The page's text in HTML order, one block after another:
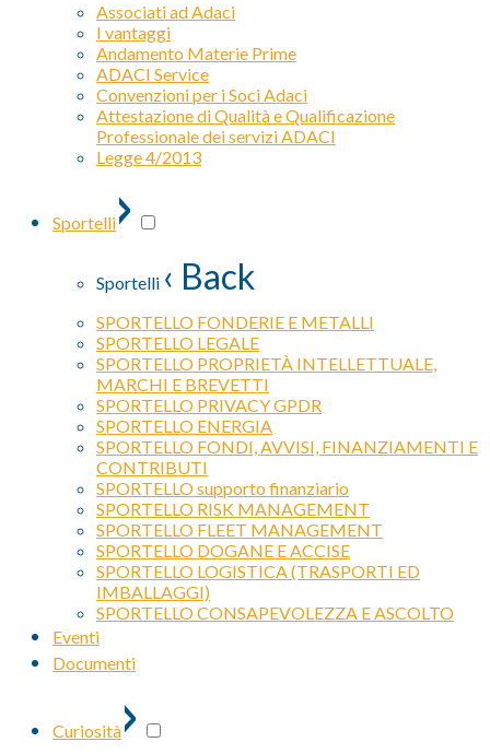
Associati ad Adaci
I vantaggi
Andamento Materie Prime
ADACI Service
Convenzioni per i Soci Adaci
Attestazione di Qualità e Qualificazione
Professionale dei servizi ADACI
Legge 4/2013
Sportelli›
Sportelli ‹ Back
SPORTELLO FONDERIE E METALLI
SPORTELLO LEGALE
SPORTELLO PROPRIETÀ INTELLETTUALE,
MARCHI E BREVETTI
SPORTELLO PRIVACY GPDR
SPORTELLO ENERGIA
SPORTELLO FONDI, AVVISI, FINANZIAMENTI E
CONTRIBUTI
SPORTELLO supporto finanziario
SPORTELLO RISK MANAGEMENT
SPORTELLO FLEET MANAGEMENT
SPORTELLO DOGANE E ACCISE
SPORTELLO LOGISTICA (TRASPORTI ED
IMBALLAGGI)
SPORTELLO CONSAPEVOLEZZA E ASCOLTO
Eventi
Documenti
Curiosità›